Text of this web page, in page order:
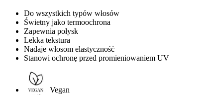
Do wszystkich typów włosów
Świetny jako termoochrona
Zapewnia połysk
Lekka tekstura
Nadaje włosom elastyczność
Stanowi ochronę przed promieniowaniem UV
Vegan